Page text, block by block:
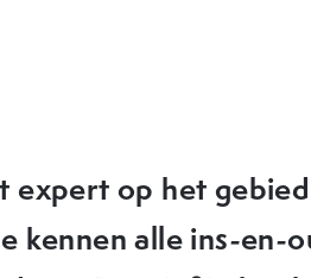
keer weer goede
in de praktijk